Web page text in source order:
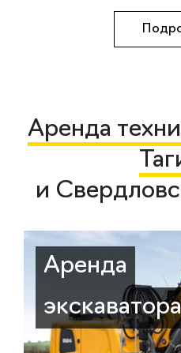
Аренда
и
Аренда
экскаватора